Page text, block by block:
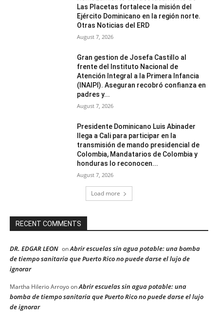
Las Placetas fortalece la misión del
Ejército Dominicano en la región norte.
Otras Noticias del ERD
August 7, 2026
Gran gestion de Josefa Castillo al
frente del Instituto Nacional de
Atención Integral a la Primera Infancia
(INAIPI). Aseguran recobró confianza en
padres y...
August 7, 2026
Presidente Dominicano Luis Abinader
llega a Cali para participar en la
transmisión de mando presidencial de
Colombia, Mandatarios de Colombia y
honduras lo reconocen...
August 7, 2026
Load more
RECENT COMMENTS
DR. EDGAR LEON onAbrir escuelas sin agua potable: una bomba
de tiempo sanitaria que Puerto Rico no puede darse el lujo de
ignorar
Martha Hilerio ArroyoonAbrir escuelas sin agua potable: una
bomba de tiempo sanitaria que Puerto Rico no puede darse el lujo
de ignorar